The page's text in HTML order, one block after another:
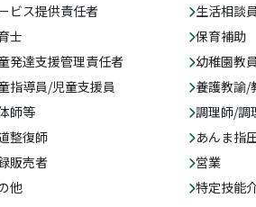
ビス提供責任者
生活相談員
士
保育補助
発達支援管理責任者
幼稚園教員
指導員/児童支援員
養護教諭/
師等
調理師/調
整復師
あんま指
販売者
営業
他 特定技能